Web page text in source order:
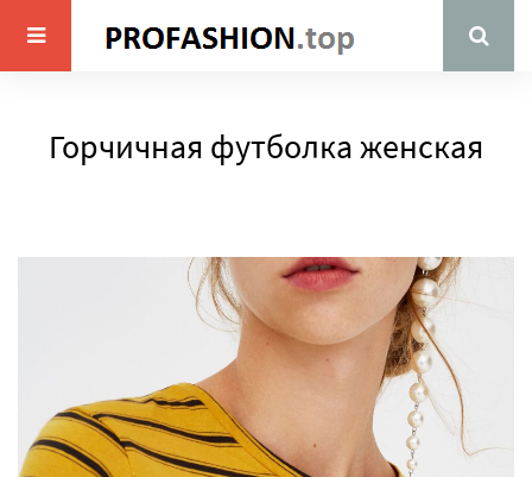
Горчичная футболка женская